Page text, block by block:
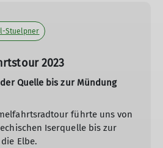
Stuelpner
2023
Quelle bis zur Mündung
führte uns von
Iserquelle bis zur
Elbe.